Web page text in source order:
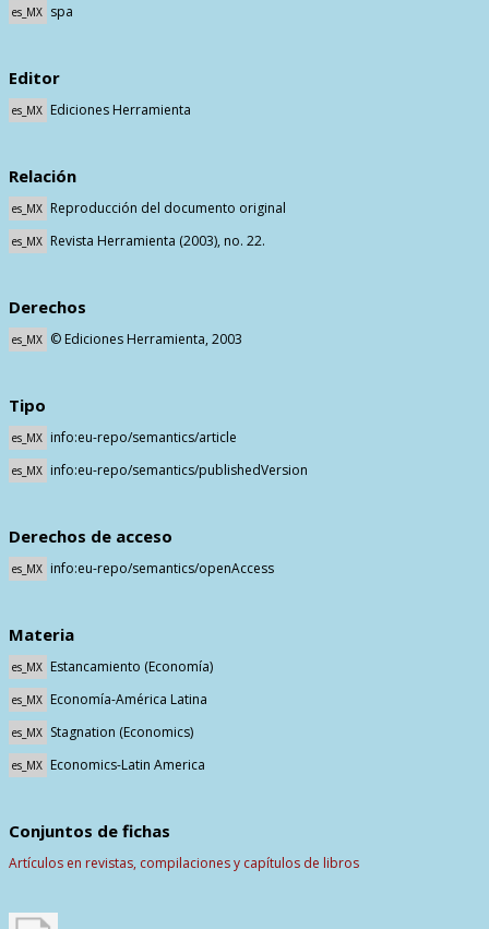
es_MX spa
Editor
es_MX Ediciones Herramienta
Relación
es_MX Reproducción del documento original
es_MX Revista Herramienta (2003), no. 22.
Derechos
es_MX © Ediciones Herramienta, 2003
Tipo
es_MX info:eu-repo/semantics/article
es_MX info:eu-repo/semantics/publishedVersion
Derechos de acceso
es_MX info:eu-repo/semantics/openAccess
Materia
es_MX Estancamiento (Economía)
es_MX Economía-América Latina
es_MX Stagnation (Economics)
es_MX Economics-Latin America
Conjuntos de fichas
Artículos en revistas, compilaciones y capítulos de libros